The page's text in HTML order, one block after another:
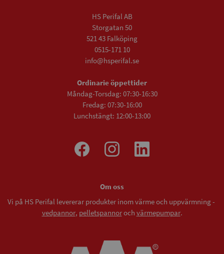
HS Perifal AB
Storgatan 50
521 43 Falköping
0515-171 10
info@hsperifal.se
Ordinarie öppettider
Måndag-Torsdag: 07:30-16:30
Fredag: 07:30-16:00
Lunchstängt: 12:00-13:00
Om oss
Vi på HS Perifal levererar produkter inom värme och uppvärmning -
vedpannor, pelletspannoroch värmepumpar.